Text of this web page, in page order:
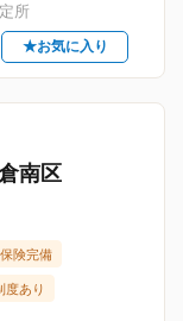
所
★お気に入り
南区
険完備
度あり